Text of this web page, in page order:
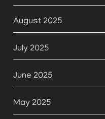
August 2025
July 2025
June 2025
May 2025